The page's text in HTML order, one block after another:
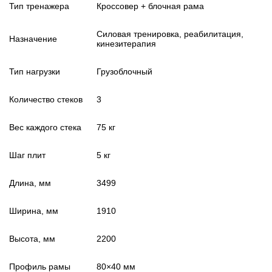
Тип тренажера Кроссовер + блочная рама
Назначение
Силовая тренировка, реабилитация,
кинезитерапия
Тип нагрузки Грузоблочный
Количество стеков 3
Вес каждого стека 75 кг
Шаг плит 5 кг
Длина, мм 3499
Ширина, мм 1910
Высота, мм 2200
Профиль рамы 80×40 мм